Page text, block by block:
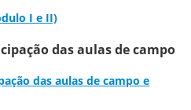
I e II)
das aulas de campo
das aulas de campo e